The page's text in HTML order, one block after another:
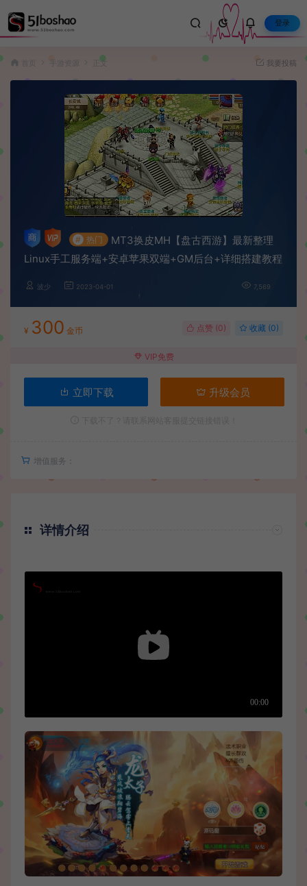
登录
手游资源 正文 我要投稿
# 热门
MT3换皮MH【盘古西游】最新整理
Linux手工服务端+安卓苹果双端+GM后台+详细搭建教程
波少 2023-04-01 7,569
¥ 300 金币 点赞 (0) 收藏 (0)
VIP免费
立即下载 升级会员
增值服务：
详情介绍